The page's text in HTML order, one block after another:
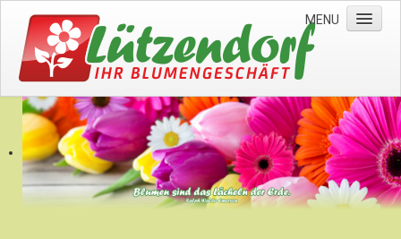
MENU
Home
Kontakt
Garten- & Landschaftsbau